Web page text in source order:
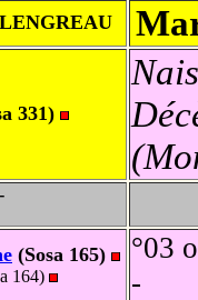
331)
(Sosa 165)
164)
°03
-